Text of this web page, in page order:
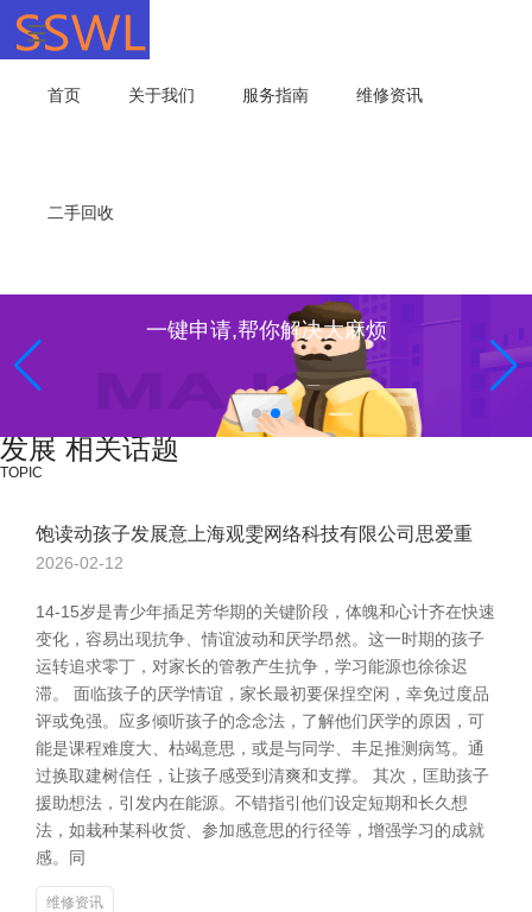
首页 关于我们 服务指南 维修资讯
二手回收
一键申请,帮你解决大麻烦
发展 相关话题
TOPIC
饱读动孩子发展意上海观雯网络科技有限公司思爱重
2026-02-12
14-15岁是青少年插足芳华期的关键阶段，体魄和心计齐在快速
变化，容易出现抗争、情谊波动和厌学昂然。这一时期的孩子
运转追求零丁，对家长的管教产生抗争，学习能源也徐徐迟
滞。 面临孩子的厌学情谊，家长最初要保捏空闲，幸免过度品
评或免强。应多倾听孩子的念念法，了解他们厌学的原因，可
能是课程难度大、枯竭意思，或是与同学、丰足推测病笃。通
过换取建树信任，让孩子感受到清爽和支撑。 其次，匡助孩子
援助想法，引发内在能源。不错指引他们设定短期和长久想
法，如栽种某科收货、参加感意思的行径等，增强学习的成就
感。同
维修资讯